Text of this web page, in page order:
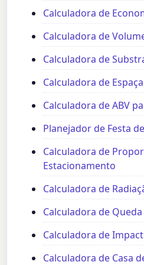
Calculadora de
Calculadora de
Calculadora de
Calculadora de
Calculadora de ABV
Planejador de Festa
Calculadora de
Estacionamento
Calculadora de
Calculadora de
Calculadora de
Calculadora de Casa